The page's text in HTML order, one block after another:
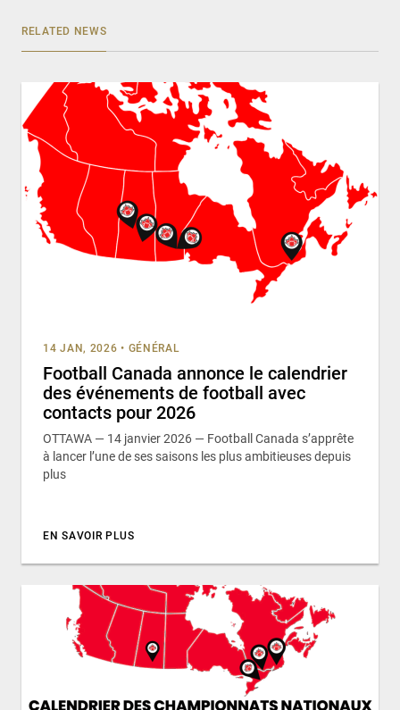
RELATED NEWS
14 JAN, 2026 • GÉNÉRAL
Football Canada annonce le calendrier
des événements de football avec
contacts pour 2026
OTTAWA — 14 janvier 2026 — Football Canada s’apprête
à lancer l’une de ses saisons les plus ambitieuses depuis
plus
EN SAVOIR PLUS